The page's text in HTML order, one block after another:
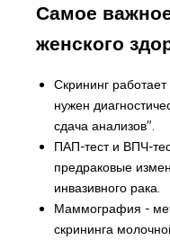
Самое
женского
Скрининг
нужен
сдача анализов".
ПАП-тест и ВПЧ-
предраковые
инвазивного рака.
Маммография -
скрининга